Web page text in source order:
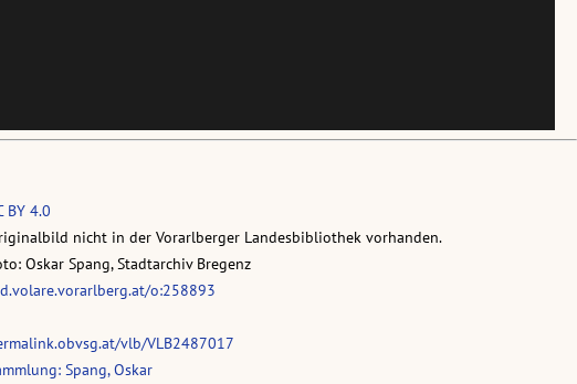
BY 4.0
nicht in der Vorarlberger Landesbibliothek vorhanden.
Oskar Spang, Stadtarchiv Bregenz
o:258893
vlb/VLB2487017
Spang, Oskar